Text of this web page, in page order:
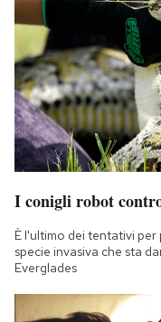
I conigli robot
È l'ultimo dei tentativi
specie invasiva che sta
Everglades